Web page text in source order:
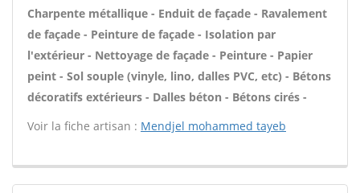
Charpente métallique - Enduit de façade - Ravalement
de façade - Peinture de façade - Isolation par
l'extérieur - Nettoyage de façade - Peinture - Papier
peint - Sol souple (vinyle, lino, dalles PVC, etc) - Bétons
décoratifs extérieurs - Dalles béton - Bétons cirés -
Voir la fiche artisan : Mendjel mohammed tayeb